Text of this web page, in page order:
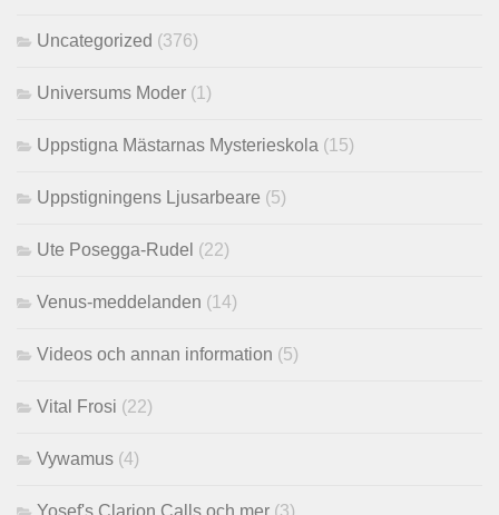
Uncategorized (376)
Universums Moder (1)
Uppstigna Mästarnas Mysterieskola (15)
Uppstigningens Ljusarbeare (5)
Ute Posegga-Rudel (22)
Venus-meddelanden (14)
Videos och annan information (5)
Vital Frosi (22)
Vywamus (4)